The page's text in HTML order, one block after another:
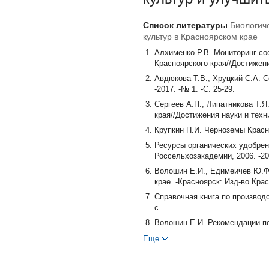
Список литературы
культур в Красноярском крае
Алхименко Р.В. Мониторинг
Красноярского края//
Авдюкова Т.В., Хруцкий С.А.
-2017. -№ 1. -С. 25-29.
Сергеев А.П., Липатникова
края//Достижения науки и
Крупкин П.И. Черноземы
Ресурсы органических
Россельхозакадемии, 2006. -
Волошин Е.И., Едимеичев
крае. -Красноярск: Изд-во
Справочная книга по
с.
Волошин Е.И. Рекомендации
Еще